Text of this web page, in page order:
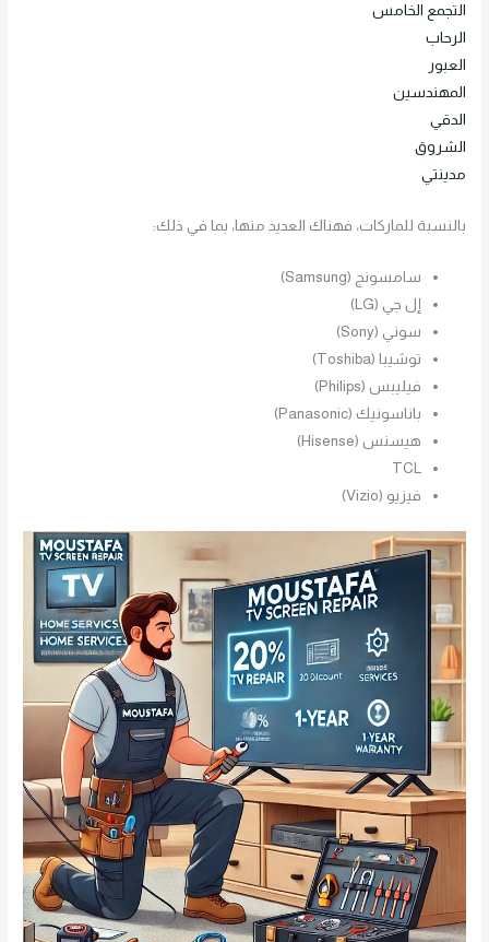
التجمع الخامس
الرحاب
العبور
المهندسين
الدقي
الشروق
مدينتي
بالنسبة للماركات، فهناك العديد منها، بما في ذلك:
سامسونج (Samsung)
إل جي (LG)
سوني (Sony)
توشيبا (Toshiba)
فيليبس (Philips)
باناسونيك (Panasonic)
هيسنس (Hisense)
TCL
فيزيو (Vizio)